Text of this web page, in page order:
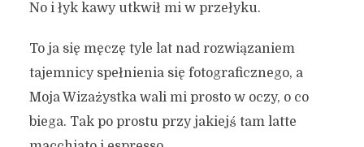
No i łyk kawy utkwił mi w przełyku.
To ja się męczę tyle lat nad rozwiązaniem
tajemnicy spełnienia się fotograficznego, a
Moja Wizażystka wali mi prosto w oczy, o co
biega. Tak po prostu przy jakiejś tam latte